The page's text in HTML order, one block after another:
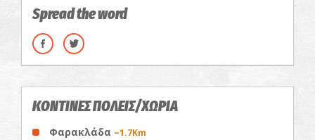
Spread the word
ΚΟΝΤΙΝΕΣ ΠΟΛΕΙΣ/ΧΩΡΙΑ
Φαρακλάδα ~1.7Km